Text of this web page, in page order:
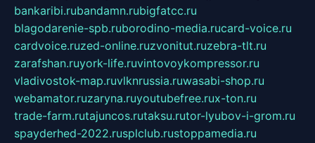
bankaribi.rubandamn.rubigfatcc.ru
blagodarenie-spb.ruborodino-media.rucard-voice.ru
cardvoice.ruzed-online.ruzvonitut.ruzebra-tlt.ru
zarafshan.ruyork-life.ruvintovoykompressor.ru
vladivostok-map.ruvlknrussia.ruwasabi-shop.ru
webamator.ruzaryna.ruyoutubefree.rux-ton.ru
trade-farm.rutajuncos.rutaksu.rutor-lyubov-i-grom.ru
spayderhed-2022.rusplclub.rustoppamedia.ru